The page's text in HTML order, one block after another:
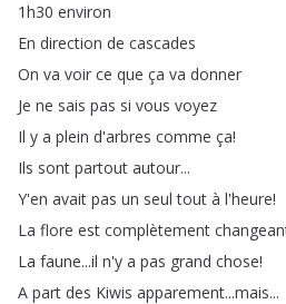
1h30 environ
En direction de cascades
On va voir ce que ça va donner
Je ne sais pas si vous voyez
Il y a plein d'arbres comme ça!
Ils sont partout autour...
Y'en avait pas un seul tout à l'heure!
La flore est complètement
La faune...il n'y a pas grand chose!
A part des Kiwis apparement...mais...